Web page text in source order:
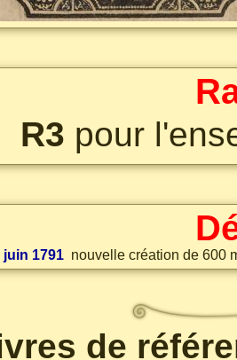
R3 pour
juin 1791 nouvelle création de 600
de